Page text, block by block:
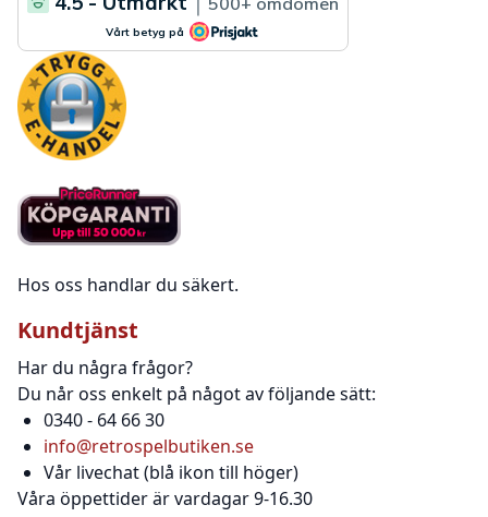
Hos oss handlar du säkert.
Kundtjänst
Har du några frågor?
Du når oss enkelt på något av följande sätt:
0340 - 64 66 30
info@retrospelbutiken.se
Vår livechat (blå ikon till höger)
Våra öppettider är vardagar 9-16.30